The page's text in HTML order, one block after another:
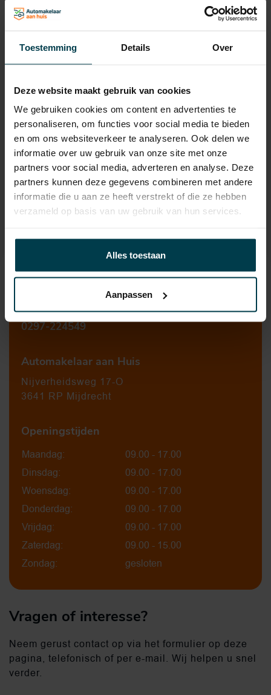
Toestemming Details Over
Deze website maakt gebruik van cookies
We gebruiken cookies om content en advertenties te
personaliseren, om functies voor social media te bieden
en om ons websiteverkeer te analyseren. Ook delen we
informatie over uw gebruik van onze site met onze
partners voor social media, adverteren en analyse. Deze
partners kunnen deze gegevens combineren met andere
informatie die u aan ze heeft verstrekt of die ze hebben
verzameld op basis van uw gebruik van hun services.
Alles toestaan
Aanpassen
Gewicht
Laadvermogen
635 KG
aanwezig?
Bijtelling
22 %
Energielabel
Wegenbelasting min
€ 468 /kwartaal
Contact informatie
verkoop@automakelaaraanhuis.nl
0297-224549
Automakelaar aan Huis
Nijverheidsweg 17-O
3641 RP Mijdrecht
Openingstijden
Maandag:
09.00 - 17.00
Dinsdag:
09.00 - 17.00
Woensdag:
09.00 - 17.00
Donderdag:
09.00 - 17.00
Vrijdag:
09.00 - 17.00
Zaterdag:
09.00 - 15.00
Zondag:
gesloten
Vragen of interesse?
Neem gerust contact op via het formulier op deze
pagina, telefonisch of per e-mail. Wij helpen u snel
verder.